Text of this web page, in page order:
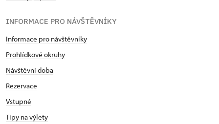
INFORMACE PRO NÁVŠTĚVNÍKY
Informace pro návštěvníky
Prohlídkové okruhy
Návštěvní doba
Rezervace
Vstupné
Tipy na výlety